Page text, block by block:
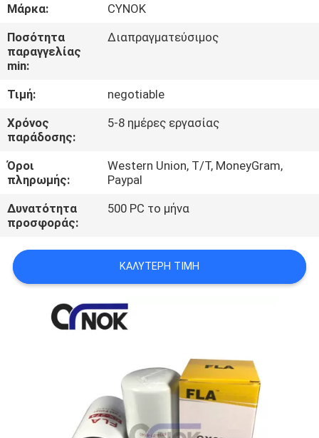
ΠΟΙΟΤΙΚΌΣ
ΈΛΕΓΧΟΣ
ΜΑΣ
ΕΛΆΤΕ
ΕΠΑΦΉ
ΜΕ
ΕΙΔΉΣΕΙΣ
ΖΗΤΉΣΤΕ
ΑΠΌΣΠΑΣΜΑ
SITEMAP
Μάρκα:
CYNOK
Ποσότητα
παραγγελίας
min:
Διαπραγματεύσιμος
Τιμή:
negotiable
Χρόνος
παράδοσης:
5-8 ημέρες εργασίας
Όροι
πληρωμής:
Western Union, T/T, MoneyGram,
Paypal
Δυνατότητα
προσφοράς:
500 PC το μήνα
ΚΑΛΎΤΕΡΗ ΤΙΜΉ